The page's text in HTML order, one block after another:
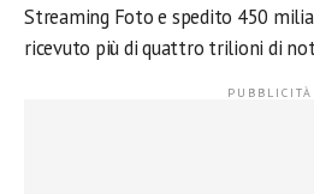
Streaming Foto e spedito 450
ricevuto più di quattro trilioni di